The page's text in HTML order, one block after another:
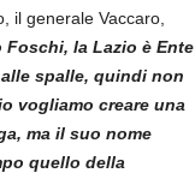
il generale Vaccaro,
Foschi, la Lazio è Ente
spalle, quindi non
vogliamo creare una
ma il suo nome
quello della